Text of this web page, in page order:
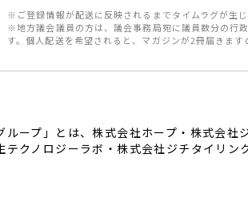
※ご登録情報が配送に反映されるまでタイムラグが生
※地方議会議員の方は、議会事務局宛に議員数分の行
す。個人配送を希望されると、マガジンが2冊届きます
ープ」とは、株式会社ホープ・株式会社
クノロジーラボ・株式会社ジチタイリン